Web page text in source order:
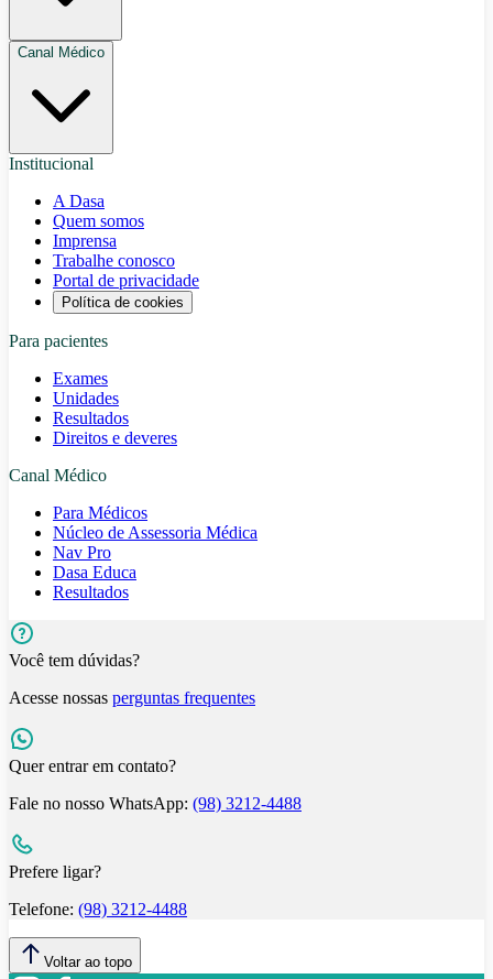
Canal Médico
Institucional
A Dasa
Quem somos
Imprensa
Trabalhe conosco
Portal de privacidade
Política de cookies
Para pacientes
Exames
Unidades
Resultados
Direitos e deveres
Canal Médico
Para Médicos
Núcleo de Assessoria Médica
Nav Pro
Dasa Educa
Resultados
Você tem dúvidas?
Acesse nossas perguntas frequentes
Quer entrar em contato?
Fale no nosso WhatsApp: (98) 3212-4488
Prefere ligar?
Telefone: (98) 3212-4488
Voltar ao topo